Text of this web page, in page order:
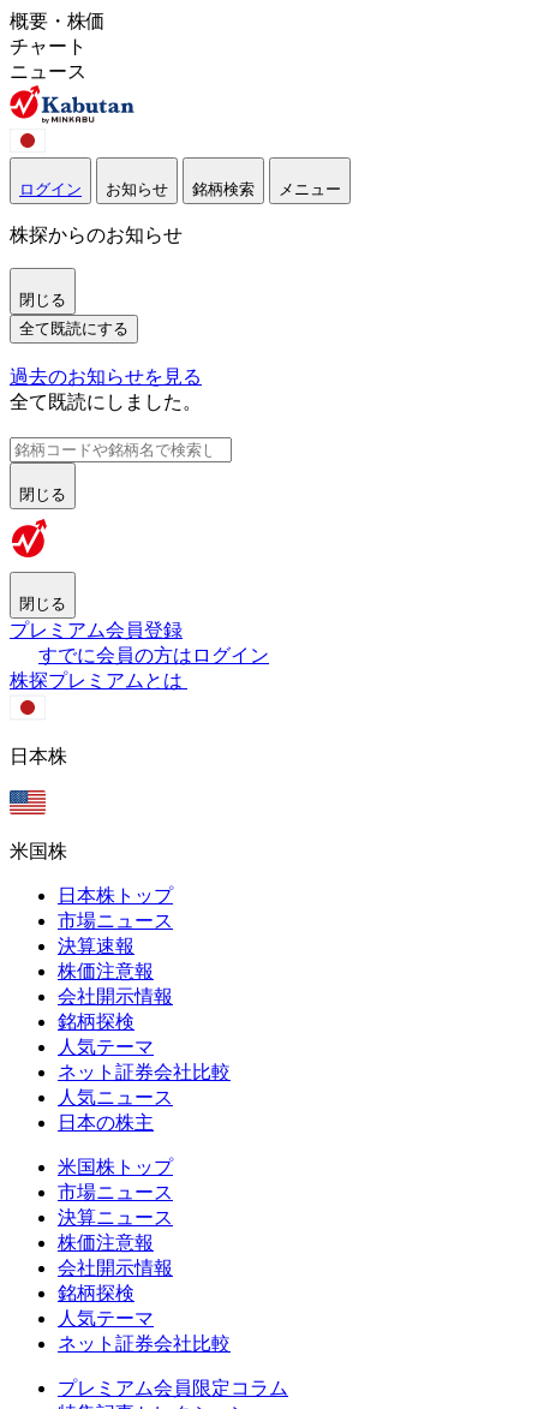
概要・株価
チャート
ニュース
ログイン お知らせ 銘柄検索 メニュー
株探からのお知らせ
閉じる
全て既読にする
過去のお知らせを見る
全て既読にしました。
閉じる
閉じる
プレミアム会員登録
すでに会員の方はログイン
株探プレミアムとは
日本株
米国株
日本株トップ
市場ニュース
決算速報
株価注意報
会社開示情報
銘柄探検
人気テーマ
ネット証券会社比較
人気ニュース
日本の株主
米国株トップ
市場ニュース
決算ニュース
株価注意報
会社開示情報
銘柄探検
人気テーマ
ネット証券会社比較
プレミアム会員限定コラム